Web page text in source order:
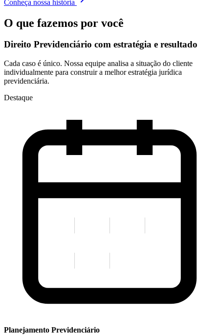
Conheça nossa história
O que fazemos por você
Direito Previdenciário com estratégia e resultado
Cada caso é único. Nossa equipe analisa a situação do cliente
individualmente para construir a melhor estratégia jurídica
previdenciária.
Destaque
Planejamento Previdenciário